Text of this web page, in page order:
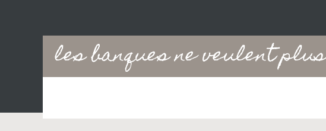
les banques ne veulent
Main
navigation